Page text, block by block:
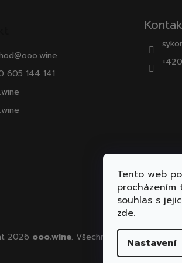
Tento web
souhlas s
zde.
Nastavení
@ooo.wine
605 144 141
2026 ooo.wine. Všechna práva vyhrazena.